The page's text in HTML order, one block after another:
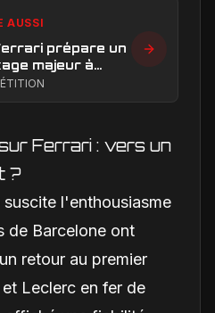
AUSSI
prépare un
majeur à
un test
Ferrari : vers un
?
l'enthousiasme
de Barcelone ont
retour au premier
Leclerc en fer de